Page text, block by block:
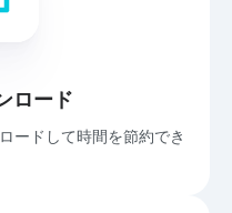
ロード
ードして時間を節約でき